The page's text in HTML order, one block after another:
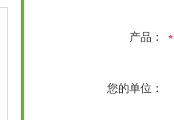
产品：
您的单位：